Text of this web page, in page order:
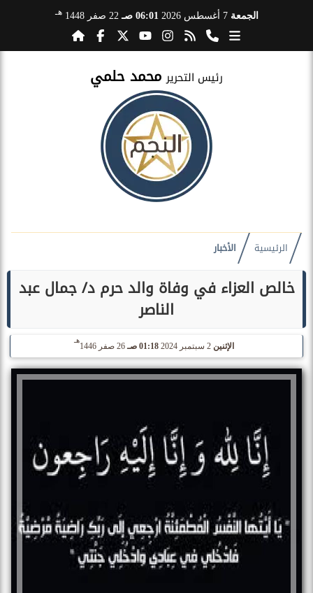
الجمعة 7 أغسطس 2026 06:01 صـ 22 صفر 1448 هـ
رئيس التحرير محمد حلمي
الرئيسية الأخبار
خالص العزاء في وفاة والد حرم د/ جمال عبد
الناصر
الإثنين 2 سبتمبر 2024 01:18 صـ 26 صفر 1446
هـ